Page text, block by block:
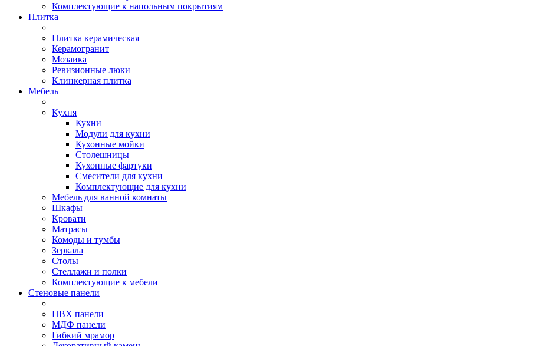
Комплектующие к напольным покрытиям
Плитка
Плитка керамическая
Керамогранит
Мозаика
Ревизионные люки
Клинкерная плитка
Мебель
Кухня
Кухни
Модули для кухни
Кухонные мойки
Столешницы
Кухонные фартуки
Смесители для кухни
Комплектующие для кухни
Мебель для ванной комнаты
Шкафы
Кровати
Матрасы
Комоды и тумбы
Зеркала
Столы
Стеллажи и полки
Комплектующие к мебели
Стеновые панели
ПВХ панели
МДФ панели
Гибкий мрамор